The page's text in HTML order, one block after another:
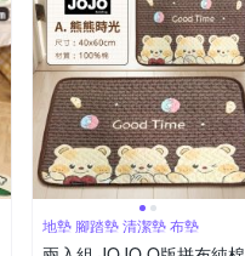
地墊 腳踏墊 清潔墊 布墊